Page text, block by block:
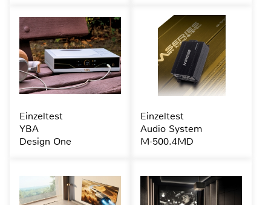
Einzeltest
YBA
Design One
Einzeltest
Audio System
M-500.4MD